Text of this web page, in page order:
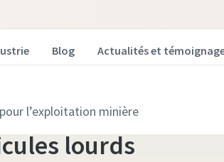
Blog Actualités et
l’exploitation minière
pour
lourds